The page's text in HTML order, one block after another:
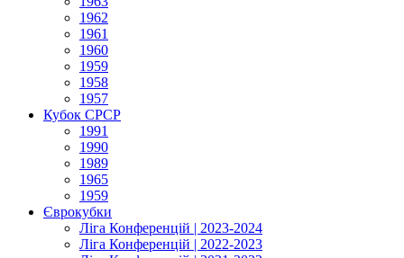
1962
1961
1960
1959
1958
1957
Кубок СРСР
1991
1990
1989
1965
1959
Єврокубки
Ліга Конференцій | 2023-2024
Ліга Конференцій | 2022-2023